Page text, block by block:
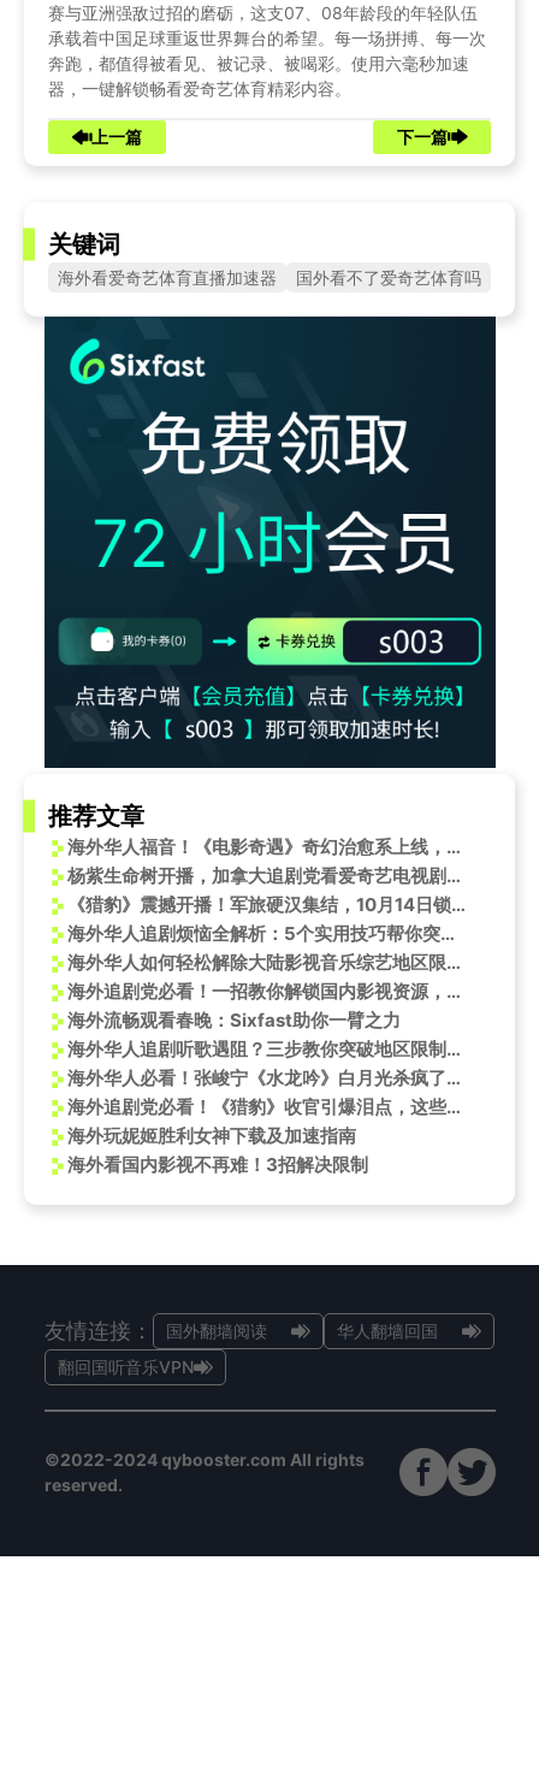
赛与亚洲强敌过招的磨砺，这支07、08年龄段的年轻队伍
承载着中国足球重返世界舞台的希望。每一场拼搏、每一次
奔跑，都值得被看见、被记录、被喝彩。使用六毫秒加速
器，一键解锁畅看爱奇艺体育精彩内容。
上一篇 下一篇
关键词
海外看爱奇艺体育直播加速器 国外看不了爱奇艺体育吗
推荐文章
海外华人福音！《电影奇遇》奇幻治愈系上线，教你如何突破地区限制流畅观影
杨紫生命树开播，加拿大追剧党看爱奇艺电视剧版权受限怎么办？
《猎豹》震撼开播！军旅硬汉集结，10月14日锁定咪咕视频独家首播
海外华人追剧烦恼全解析：5个实用技巧帮你突破地区限制看国内影视
海外华人如何轻松解除大陆影视音乐综艺地区限制播放难题
海外追剧党必看！一招教你解锁国内影视资源，杨幂新作再获国际认可
海外流畅观看春晚：Sixfast助你一臂之力
海外华人追剧听歌遇阻？三步教你突破地区限制畅享国内影音内容
海外华人必看！张峻宁《水龙吟》白月光杀疯了，这些追剧技巧让你不再错过
海外追剧党必看！《猎豹》收官引爆泪点，这些细节让海外游子破防了
海外玩妮姬胜利女神下载及加速指南
海外看国内影视不再难！3招解决限制
友情连接： 国外翻墙阅读
华人翻墙回国
翻回国听音乐VPN
©2022-2024 qybooster.com All rights
reserved.